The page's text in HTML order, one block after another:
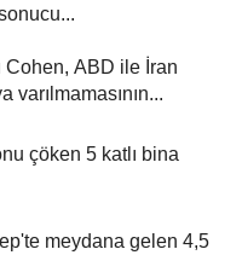
Cohen, ABD ile İran
varılmamasının...
çöken 5 katlı bina
meydana gelen 4,5